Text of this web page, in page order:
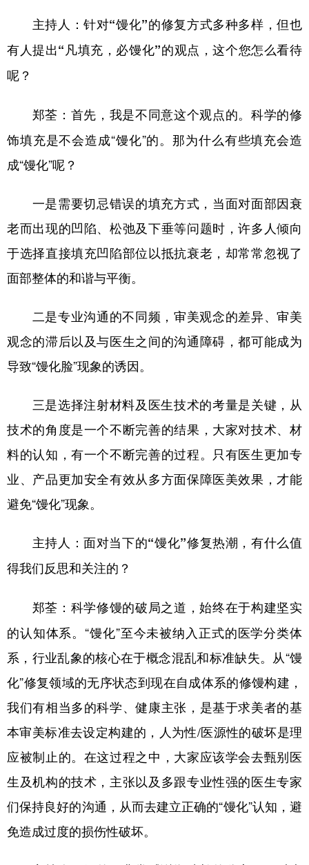
主持人：针对“馒化”的修复方式多种多样，但也
有人提出“凡填充，必馒化”的观点，这个您怎么看待
呢？
郑荃： 首先，我是不同意这个观点的。科学的修
饰填充是不会造成“馒化”的。那为什么有些填充会造
成“馒化”呢？
一是需要切忌错误的填充方式，当面对面部因衰
老而出现的凹陷、松弛及下垂等问题时，许多人倾向
于选择直接填充凹陷部位以抵抗衰老，却常常忽视了
面部整体的和谐与平衡。
二是专业沟通的不同频，审美观念的差异、审美
观念的滞后以及与医生之间的沟通障碍，都可能成为
导致“馒化脸”现象的诱因。
三是选择注射材料及医生技术的考量是关键，从
技术的角度是一个不断完善的结果，大家对技术、材
料的认知，有一个不断完善的过程。只有医生更加专
业、产品更加安全有效从多方面保障医美效果，才能
避免“馒化”现象。
主持人：面对当下的“馒化”修复热潮，有什么值
得我们反思和关注的？
郑荃： 科学修馒的破局之道，始终在于构建坚实
的认知体系。“馒化”至今未被纳入正式的医学分类体
系，行业乱象的核心在于概念混乱和标准缺失。从“馒
化”修复领域的无序状态到现在自成体系的修馒构建，
我们有相当多的科学、健康主张，是基于求美者的基
本审美标准去设定构建的，人为性/医源性的破坏是理
应被制止的。在这过程之中，大家应该学会去甄别医
生及机构的技术，主张以及多跟专业性强的医生专家
们保持良好的沟通，从而去建立正确的“馒化”认知，避
免造成过度的损伤性破坏。